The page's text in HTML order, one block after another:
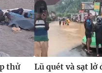
thử
Lũ quét và sạt lở